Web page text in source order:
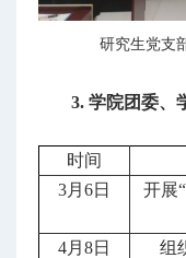
研究生党支
3. 学院团委、
时间
3月6日
开展
4月8日
组